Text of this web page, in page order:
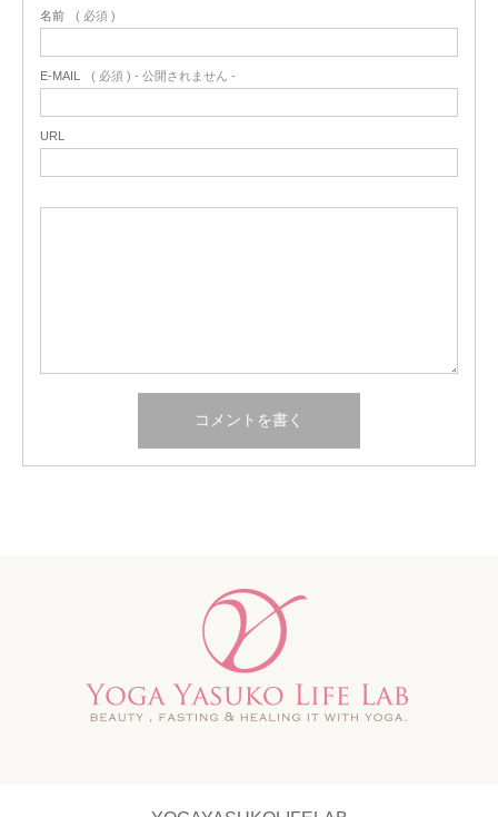
名前 ( 必須 )
E-MAIL ( 必須 ) - 公開されません -
URL